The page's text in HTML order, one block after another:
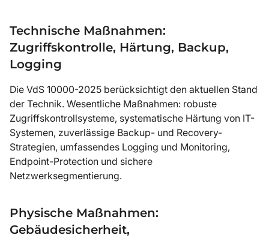
Technische Maßnahmen:
Zugriffskontrolle, Härtung, Backup,
Logging
Die VdS 10000-2025 berücksichtigt den aktuellen Stand
der Technik. Wesentliche Maßnahmen: robuste
Zugriffskontrollsysteme, systematische Härtung von IT-
Systemen, zuverlässige Backup- und Recovery-
Strategien, umfassendes Logging und Monitoring,
Endpoint-Protection und sichere
Netzwerksegmentierung.
Physische Maßnahmen:
Gebäudesicherheit,